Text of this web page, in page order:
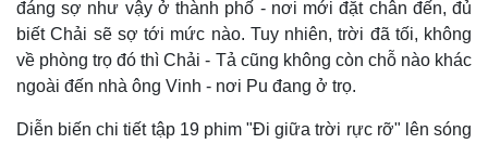
đáng sợ như vậy ở thành phố - nơi mới đặt chân đến, đủ
biết Chải sẽ sợ tới mức nào. Tuy nhiên, trời đã tối, không
về phòng trọ đó thì Chải - Tả cũng không còn chỗ nào khác
ngoài đến nhà ông Vinh - nơi Pu đang ở trọ.
Diễn biến chi tiết tập 19 phim "Đi giữa trời rực rỡ" lên sóng